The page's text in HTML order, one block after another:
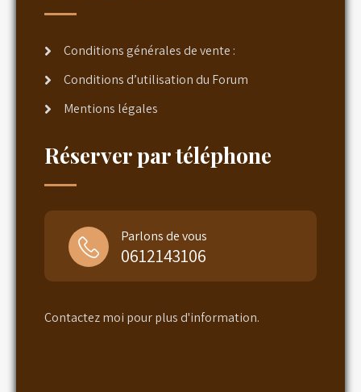
Conditions générales de vente :
Conditions d’utilisation du Forum
Mentions légales
Réserver par téléphone
Parlons de vous
0612143106
Contactez moi pour plus d'information.